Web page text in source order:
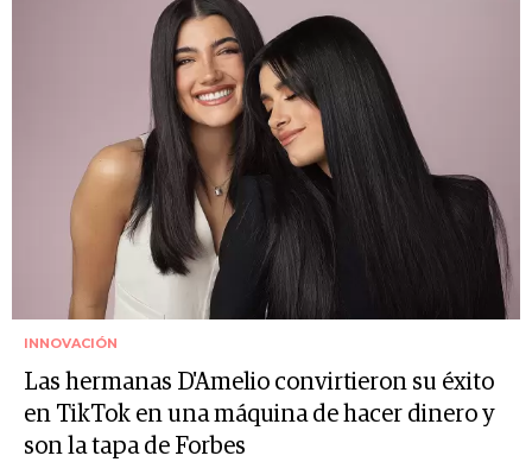
INNOVACIÓN
Las hermanas D'Amelio convirtieron su éxito
en TikTok en una máquina de hacer dinero y
son la tapa de Forbes